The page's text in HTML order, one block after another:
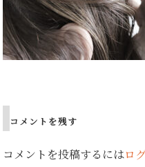
コメントを残す
コメントを投稿するにはロ